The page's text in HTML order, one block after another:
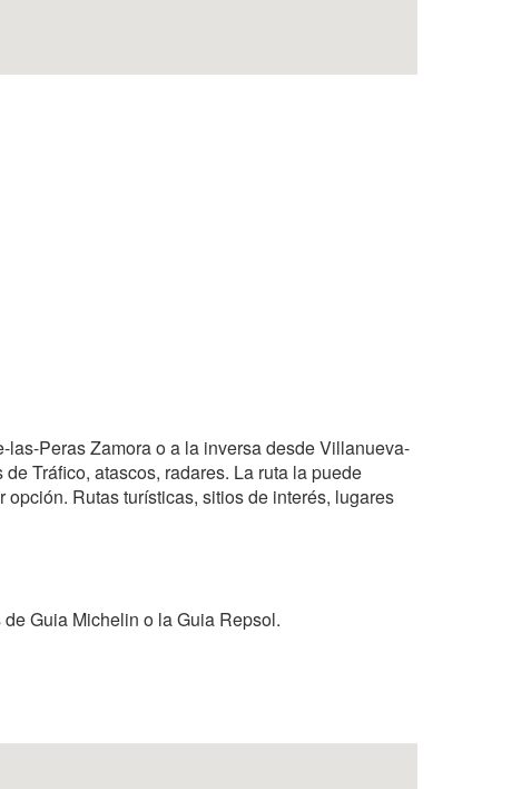
Peras Zamora o a la inversa desde Villanueva-
Tráfico, atascos, radares. La ruta la puede
Rutas turísticas, sitios de interés, lugares
Guia Michelin o la Guia Repsol.